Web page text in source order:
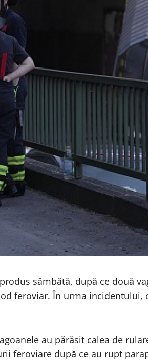
sâmbătă, după ce două
feroviar. În urma incidentului,
au părăsit calea de
feroviare după ce au rupt